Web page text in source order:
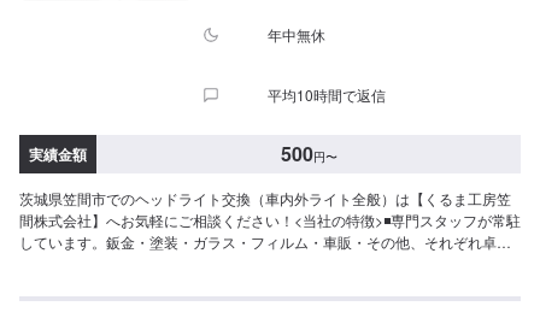
場合はお電話いただければと思います。入庫の際はお気をつけてお越しくだ
たします。【定休日・営業時間】定休日：日曜日、祝日営業時間：
年中無休
平均10時間で返信
実績金額 500円〜
茨城県笠間市でのヘッドライト交換（車内外ライト全般）は【くるま工房笠
間株式会社】へお気軽にご相談ください！<当社の特徴>◾専門スタッフが常駐
しています。鈑金・塗装・ガラス・フィルム・車販・その他、それぞれ卓越
様がそのお車を乗っている間は保証します。◾土・日・祝も営業してるのでお